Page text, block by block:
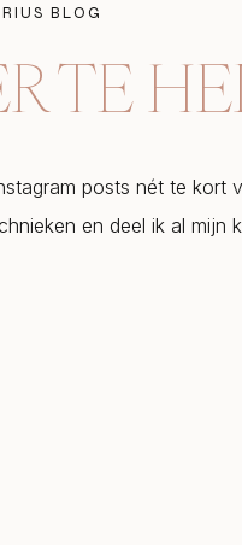
BLOG
TE
posts nét te kort
en deel ik al mijn